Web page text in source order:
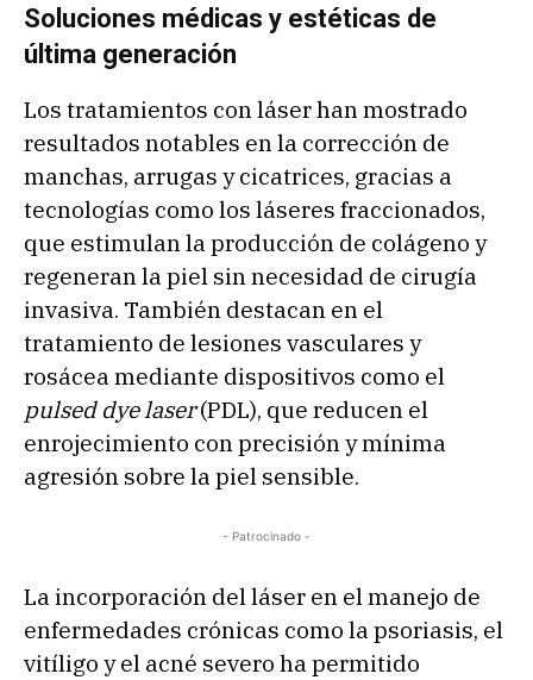
Soluciones médicas y estéticas de
última generación
Los tratamientos con láser han mostrado
resultados notables en la corrección de
manchas, arrugas y cicatrices, gracias a
tecnologías como los láseres fraccionados,
que estimulan la producción de colágeno y
regeneran la piel sin necesidad de cirugía
invasiva. También destacan en el
tratamiento de lesiones vasculares y
rosácea mediante dispositivos como el
pulsed dye laser(PDL), que reducen el
enrojecimiento con precisión y mínima
agresión sobre la piel sensible.
- Patrocinado -
La incorporación del láser en el manejo de
enfermedades crónicas como la psoriasis, el
vitíligo y el acné severo ha permitido